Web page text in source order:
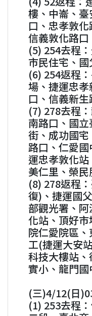
樓、中崙、
口、忠孝敦
信義敦化路口
(5) 254去程
市民住宅、
(6) 254返程
場、捷運忠
口、信義新
(7) 278去程
南路口、國
街、成功國
路口、仁愛
運忠孝敦化站
美仁里、榮民
(8) 278返程
復)、捷運國
部觀光署、
化站、頂好
院仁愛院區
工(捷運大安
科技大樓站
實小、龍門
(三)4/12(日
(1) 253去程